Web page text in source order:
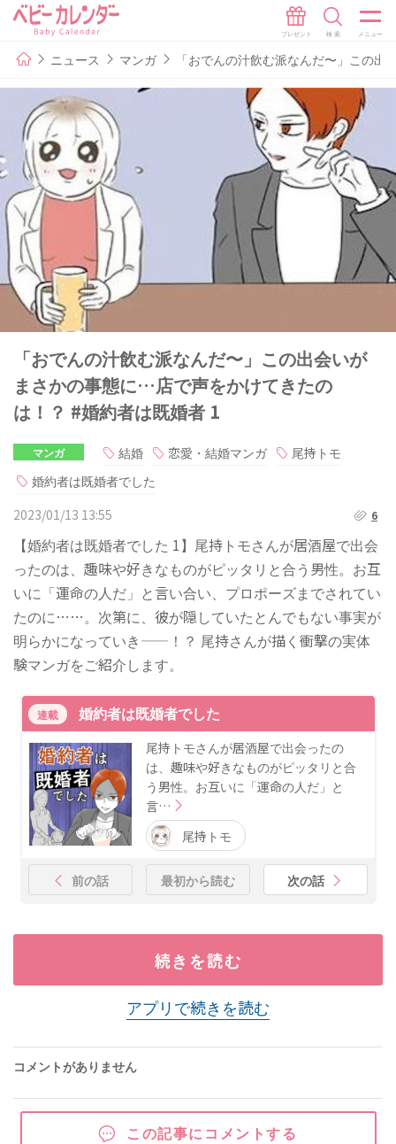
ニュース マンガ 「おでんの汁飲む派なんだ〜」この
「おでんの汁飲む派なんだ〜」この出会いが
まさかの事態に…店で声をかけてきたの
は！？ #婚約者は既婚者 1
マンガ 結婚 恋愛・結婚マンガ
尾持トモ
婚約者は既婚者でした
2023/01/13 13:55
6
【婚約者は既婚者でした 1】尾持トモさんが居酒屋で出会
ったのは、趣味や好きなものがピッタリと合う男性。お互
いに「運命の人だ」と言い合い、プロポーズまでされてい
たのに……。次第に、彼が隠していたとんでもない事実が
明らかになっていき——！？ 尾持さんが描く衝撃の実体
験マンガをご紹介します。
連載 婚約者は既婚者でした
尾持トモさんが居酒屋で出会ったの
は、趣味や好きなものがピッタリと合
う男性。お互いに「運命の人だ」と
言…
尾持トモ
前の話 最初から読む 次の話
続きを読む
アプリで続きを読む
コメントがありません
この記事にコメントする